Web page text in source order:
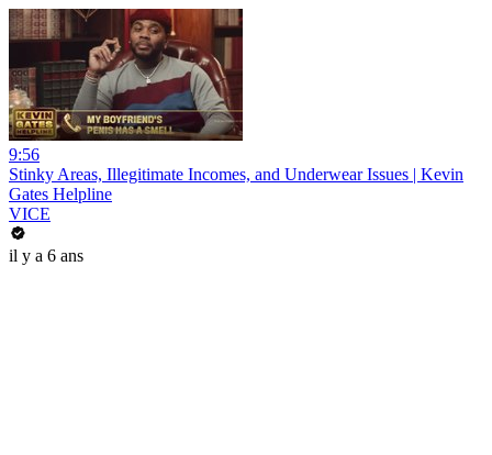
9:56
Stinky Areas, Illegitimate Incomes, and Underwear Issues | Kevin
Gates Helpline
VICE
il y a 6 ans